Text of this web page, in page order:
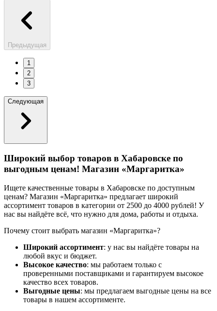
Предыдущая
1
2
3
Следующая
Широкий выбор товаров в Хабаровске по
выгодным ценам! Магазин «Маргаритка»
Ищете качественные товары в Хабаровске по доступным
ценам? Магазин «Маргаритка» предлагает широкий
ассортимент товаров в категории от 2500 до 4000 рублей! У
нас вы найдёте всё, что нужно для дома, работы и отдыха.
Почему стоит выбрать магазин «Маргаритка»?
Широкий ассортимент: у нас вы найдёте товары на
любой вкус и бюджет.
Высокое качество: мы работаем только с
проверенными поставщиками и гарантируем высокое
качество всех товаров.
Выгодные цены: мы предлагаем выгодные цены на все
товары в нашем ассортименте.